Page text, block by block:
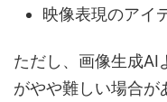
映像表現のアイ
ただし、画像生成AI
がやや難しい場合が